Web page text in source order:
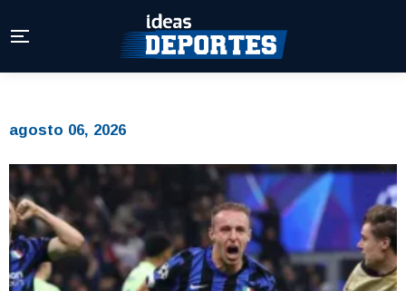
agosto 06, 2026